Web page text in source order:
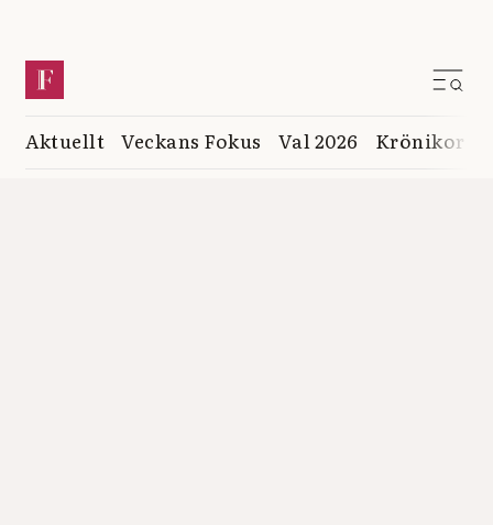
Aktuellt Veckans Fokus Val 2026 Krönikor